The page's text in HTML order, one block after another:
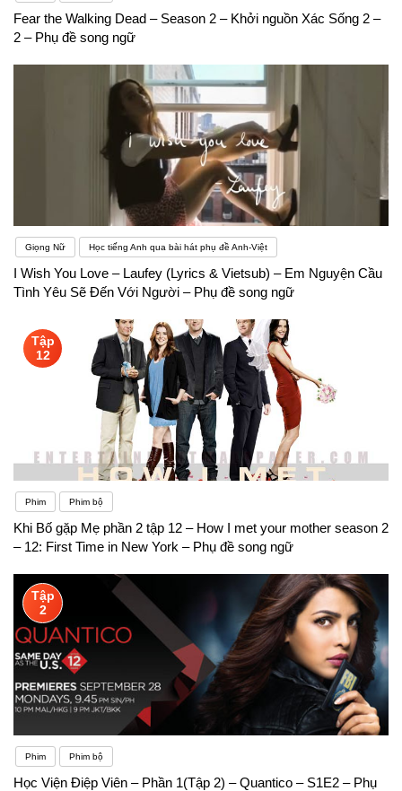
Fear the Walking Dead – Season 2 – Khởi nguồn Xác Sống 2 –
2 – Phụ đề song ngữ
Giọng Nữ Học tiếng Anh qua bài hát phụ đề Anh-Việt
I Wish You Love – Laufey (Lyrics & Vietsub) – Em Nguyện Cầu
Tình Yêu Sẽ Đến Với Người – Phụ đề song ngữ
Tập
12
Phim Phim bộ
Khi Bố gặp Mẹ phần 2 tập 12 – How I met your mother season 2
– 12: First Time in New York – Phụ đề song ngữ
Tập
2
Phim Phim bộ
Học Viện Điệp Viên – Phần 1(Tập 2) – Quantico – S1E2 – Phụ